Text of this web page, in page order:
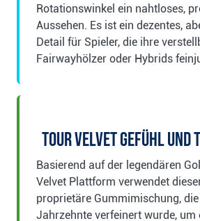
Rotationswinkel ein nahtloses,
Aussehen. Es ist ein dezentes,
Detail für Spieler, die ihre
Fairwayhölzer oder Hybrids
Tour Velvet Gefühl und
Basierend auf der legendären
Velvet Plattform verwendet
proprietäre Gummimischung,
Jahrzehnte verfeinert wurde, um